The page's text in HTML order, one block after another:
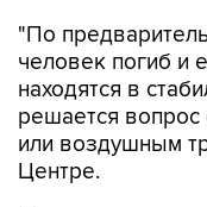
"По
человек погиб и
находятся в
решается
или воздушным
Центре.